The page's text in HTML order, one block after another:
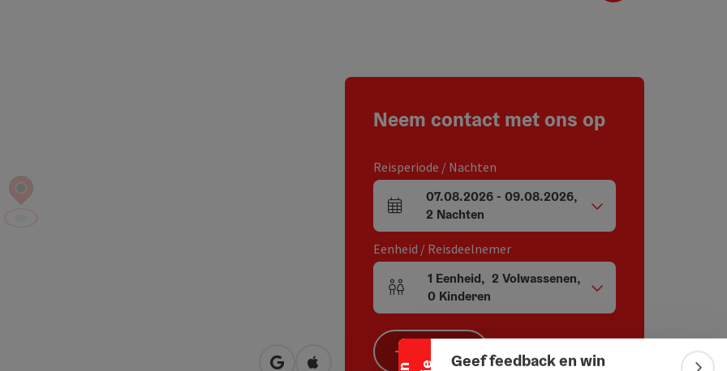
Geef feedback en win
Neem contact met ons op
Reisperiode / Nachten
Velden voor aankomst en vertrek
07.08.2026- 09.08.2026,
2 Nachten
Eenheid / Reisdeelnemer
Aantal eenheden en persoonsvelden
1 Eenheid, 2 Volwassenen,
0 Kinderen
Zoeken